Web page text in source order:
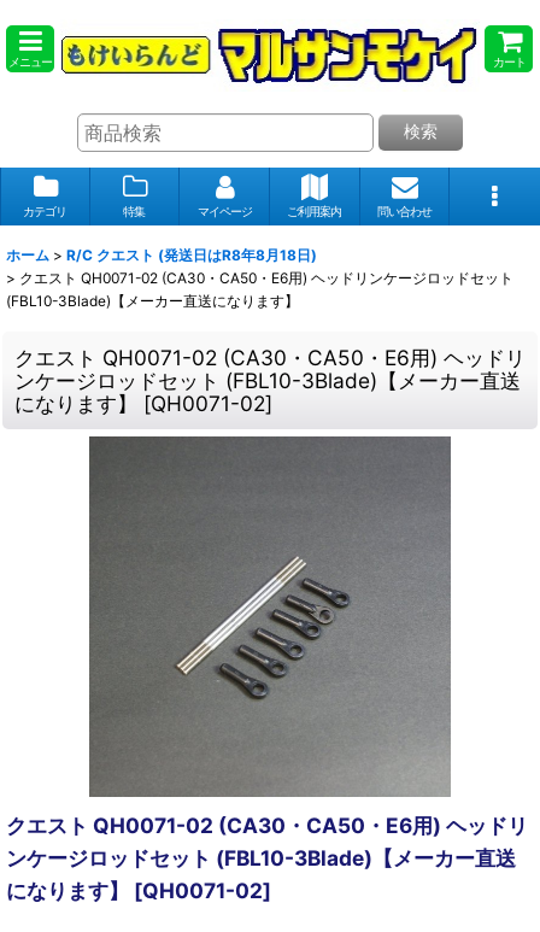
メニュー カート
検索
カテゴリ 特集 マイページ ご利用案内 問い合わせ
ホーム > R/C クエスト (発送日はR8年8月18日)
> クエスト QH0071-02 (CA30・CA50・E6用) ヘッドリンケージロッドセット
(FBL10-3Blade)【メーカー直送になります】
クエスト QH0071-02 (CA30・CA50・E6用) ヘッドリ
ンケージロッドセット (FBL10-3Blade)【メーカー直送
になります】
[QH0071-02]
クエスト QH0071-02 (CA30・CA50・E6用) ヘッドリ
ンケージロッドセット (FBL10-3Blade)【メーカー直送
になります】
[QH0071-02]